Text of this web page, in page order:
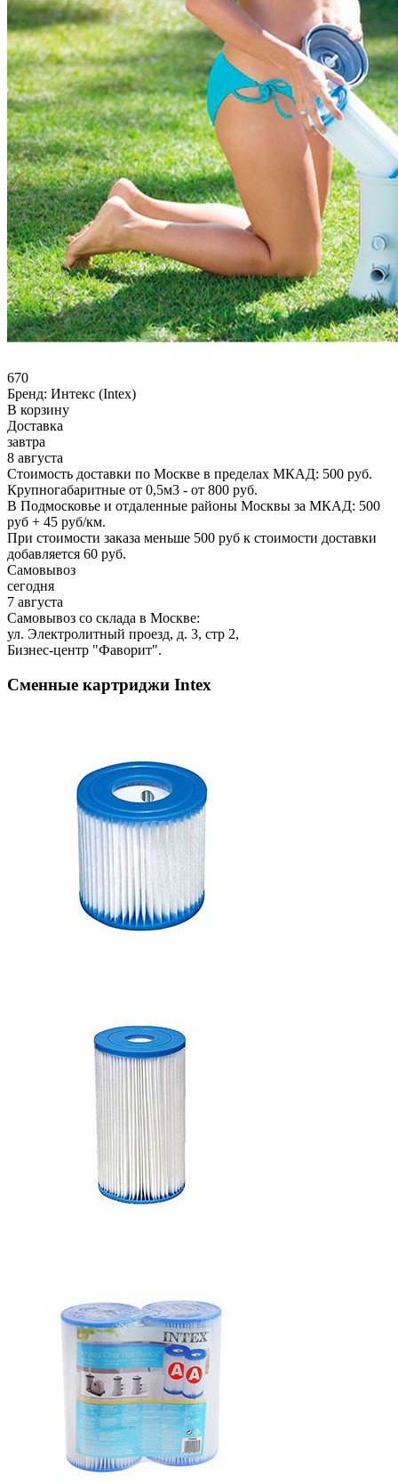
670
Бренд: Интекс (Intex)
В корзину
Доставка
завтра
8 августа
Стоимость доставки по Москве в пределах МКАД: 500 руб.
Крупногабаритные от 0,5м3 - от 800 руб.
В Подмосковье и отдаленные районы Москвы за МКАД: 500
руб + 45 руб/км.
При стоимости заказа меньше 500 руб к стоимости доставки
добавляется 60 руб.
Самовывоз
сегодня
7 августа
Самовывоз со склада в Москве:
ул. Электролитный проезд, д. 3, стр 2,
Бизнес-центр "Фаворит".
Сменные картриджи Intex